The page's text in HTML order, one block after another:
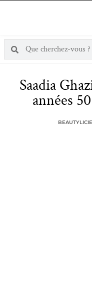
Saadia
années